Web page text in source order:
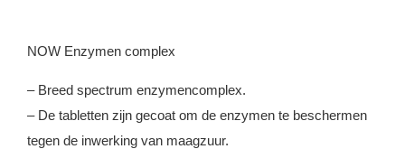
NOW Enzymen complex
– Breed spectrum enzymencomplex.
– De tabletten zijn gecoat om de enzymen te beschermen
tegen de inwerking van maagzuur.